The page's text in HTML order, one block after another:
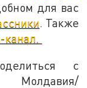
для вас
. Также
канал.
с